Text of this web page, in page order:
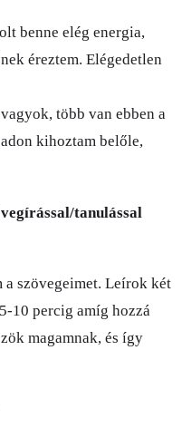
benne elég energia,
éreztem. Elégedetlen
több van ebben a
kihoztam belőle,
tanulással
szövegeimet. Leírok két
10 percig amíg hozzá
magamnak, és így